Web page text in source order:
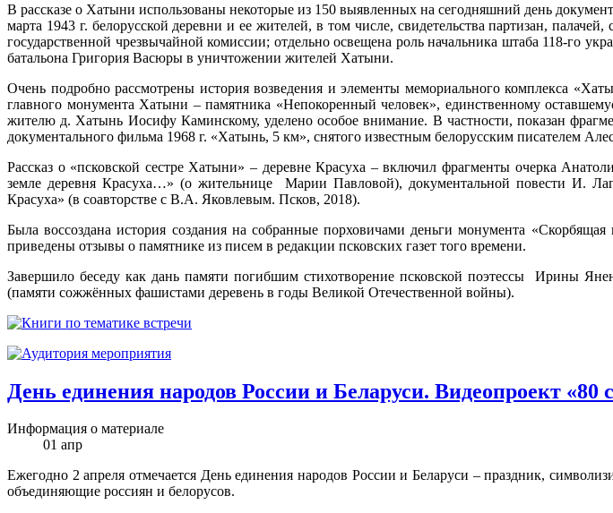
В рассказе о Хатыни использованы некоторые из 150 выявленных на сегодняшний день
марта 1943 г. белорусской деревни и ее жителей, в том числе, свидетельства партизан, палачей,
государственной чрезвычайной комиссии; отдельно освещена роль начальника штаба 118-го
батальона Григория Васюры в уничтожении жителей Хатыни.
Очень подробно рассмотрены история возведения и элементы мемориального комплекса
главного монумента Хатыни – памятника «Непокоренный человек», единственному
жителю д. Хатынь Иосифу Каминскому, уделено особое внимание. В частности, показан
документального фильма 1968 г. «Хатынь, 5 км», снятого известным белорусским писателем
Рассказ о «псковской сестре Хатыни» – деревне Красуха – включил фрагменты очерка
земле деревня Красуха…» (о жительнице Марии Павловой), документальной повести И.
Красуха» (в соавторстве с В.А. Яковлевым. Псков, 2018).
Была воссоздана история создания на собранные порховичами деньги монумента «Скорбящая
приведены отзывы о памятнике из писем в редакции псковских газет того времени.
Завершило беседу как дань памяти погибшим стихотворение псковской поэтессы Ирины
(памяти сожжённых фашистами деревень в годы Великой Отечественной войны).
День единения народов России и Беларуси. Видеопроект
Информация о материале
01 апр
Ежегодно 2 апреля отмечается День единения народов России и Беларуси – праздник,
объединяющие россиян и белорусов.